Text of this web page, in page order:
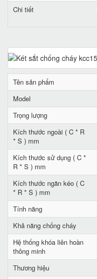
Chi tiết
Tên sản phẩm
Model
Trọng lượng
Kích thước ngoài ( C * R
* S ) mm
Kích thước sử dụng ( C *
R * S ) mm
Kích thước ngăn kéo ( C
* R * S ) mm
Tính năng
Khả năng chống cháy
Hệ thống khóa liên hoàn
thông minh
Thương hiệu